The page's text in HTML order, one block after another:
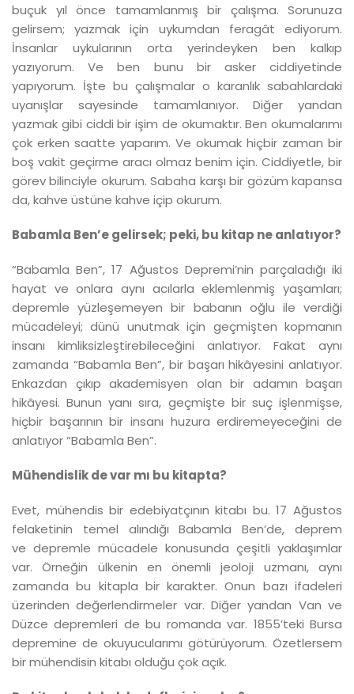
buçuk yıl önce tamamlanmış bir çalışma. Sorunuza
gelirsem; yazmak için uykumdan feragât ediyorum.
İnsanlar uykularının orta yerindeyken ben kalkıp
yazıyorum. Ve ben bunu bir asker ciddiyetinde
yapıyorum. İşte bu çalışmalar o karanlık sabahlardaki
uyanışlar sayesinde tamamlanıyor. Diğer yandan
yazmak gibi ciddi bir işim de okumaktır. Ben okumalarımı
çok erken saatte yaparım. Ve okumak hiçbir zaman bir
boş vakit geçirme aracı olmaz benim için. Ciddiyetle, bir
görev bilinciyle okurum. Sabaha karşı bir gözüm kapansa
da, kahve üstüne kahve içip okurum.
Babamla Ben’e gelirsek; peki, bu kitap ne anlatıyor?
“Babamla Ben”, 17 Ağustos Depremi’nin parçaladığı iki
hayat ve onlara aynı acılarla eklemlenmiş yaşamları;
depremle yüzleşemeyen bir babanın oğlu ile verdiği
mücadeleyi; dünü unutmak için geçmişten kopmanın
insanı kimliksizleştirebileceğini anlatıyor. Fakat aynı
zamanda “Babamla Ben”, bir başarı hikâyesini anlatıyor.
Enkazdan çıkıp akademisyen olan bir adamın başarı
hikâyesi. Bunun yanı sıra, geçmişte bir suç işlenmişse,
hiçbir başarının bir insanı huzura erdiremeyeceğini de
anlatıyor “Babamla Ben”.
Mühendislik de var mı bu kitapta?
Evet, mühendis bir edebiyatçının kitabı bu. 17 Ağustos
felaketinin temel alındığı Babamla Ben’de, deprem
ve depremle mücadele konusunda çeşitli yaklaşımlar
var. Örneğin ülkenin en önemli jeoloji uzmanı, aynı
zamanda bu kitapla bir karakter. Onun bazı ifadeleri
üzerinden değerlendirmeler var. Diğer yandan Van ve
Düzce depremleri de bu romanda var. 1855’teki Bursa
depremine de okuyucularımı götürüyorum. Özetlersem
bir mühendisin kitabı olduğu çok açık.